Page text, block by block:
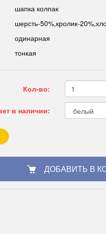
шапка колпак
шерсть-50%,кролик-
одинарная
тонкая
Кол-во:
в наличии: